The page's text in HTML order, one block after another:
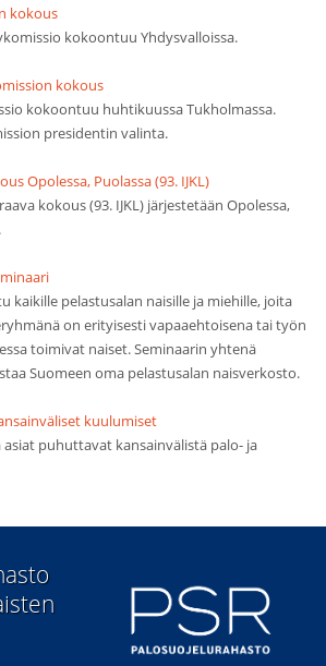
kokous
kokoontuu Yhdysvalloissa.
kokous
kokoontuu huhtikuussa Tukholmassa.
presidentin valinta.
Opolessa, Puolassa (93. IJKL)
kokous (93. IJKL) järjestetään Opolessa,
kaikille pelastusalan naisille ja miehille, joita
on erityisesti vapaaehtoisena tai työn
toimivat naiset. Seminaarin yhtenä
Suomeen oma pelastusalan naisverkosto.
kuulumiset
puhuttavat kansainvälistä palo- ja